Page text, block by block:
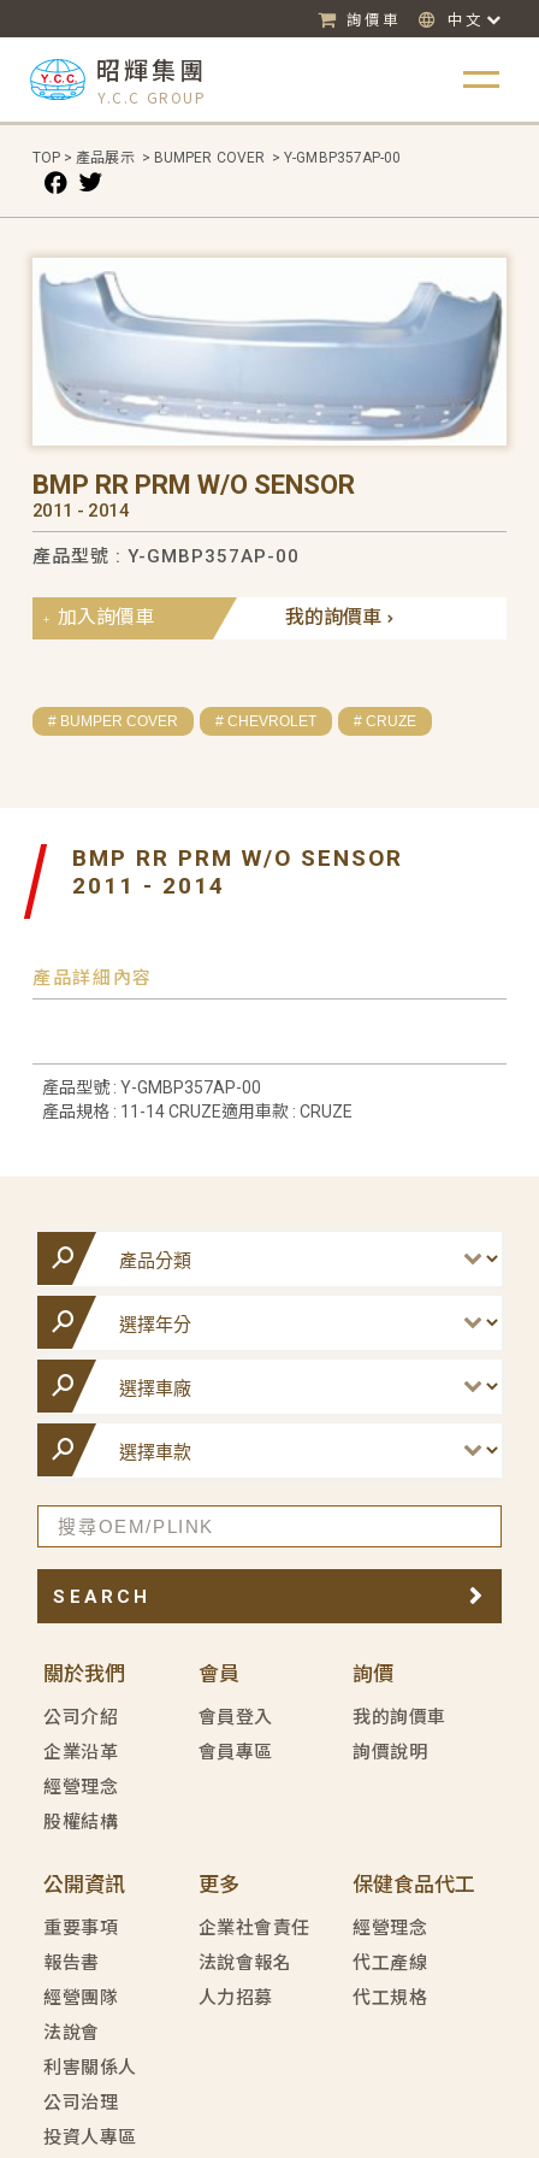
詢價車 中文
昭輝集團
Y.C.C GROUP
TOP > 產品展示 > BUMPER COVER > Y-GMBP357AP-00
BMP RR PRM W/O SENSOR
2011 - 2014
產品型號 : Y-GMBP357AP-00
我的詢價車
加入詢價車
# BUMPER COVER # CHEVROLET # CRUZE
BMP RR PRM W/O SENSOR
2011 - 2014
產品詳細內容
產品型號 : Y-GMBP357AP-00
產品規格 : 11-14 CRUZE適用車款 : CRUZE
關於我們
公司介紹
企業沿革
經營理念
股權結構
會員
會員登入
會員專區
詢價
我的詢價車
詢價說明
公開資訊
重要事項
報告書
經營團隊
法說會
利害關係人
公司治理
投資人專區
更多
企業社會責任
法說會報名
人力招募
保健食品代工
經營理念
代工產線
代工規格
SEARCH